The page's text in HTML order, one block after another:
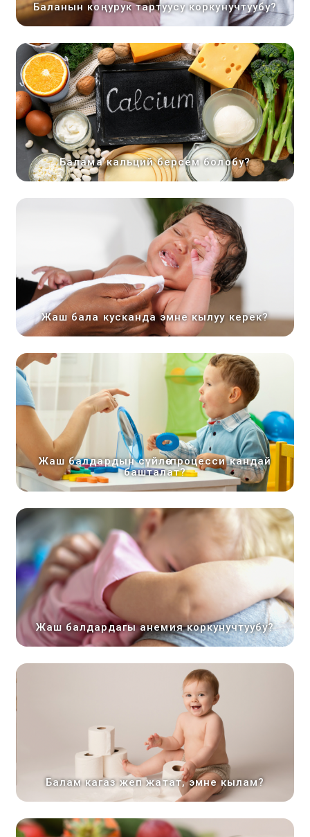
Баланын коңурук тартуусу коркунучтуубу?
Балама кальций берсем болобу?
Жаш бала кусканда эмне кылуу керек?
Жаш балдардын сүйлөө процесси кандай
башталат?
Жаш балдардагы анемия коркунучтуубу?
Балам кагаз жеп жатат, эмне кылам?